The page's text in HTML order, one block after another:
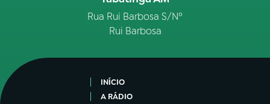
Rua Rui Barbosa S/Nº
Rui Barbosa
INÍCIO
A RÁDIO